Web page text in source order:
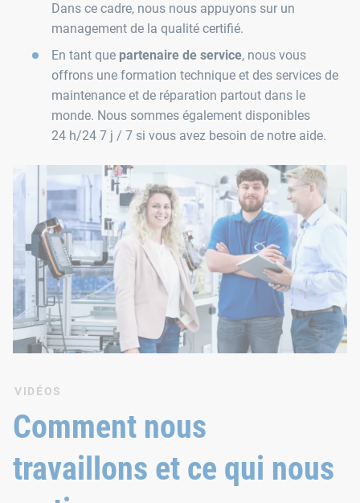
Dans ce cadre, nous nous appuyons sur un
management de la qualité certifié.
En tant que partenaire de service, nous vous
offrons une formation technique et des services de
maintenance et de réparation partout dans le
monde. Nous sommes également disponibles
24 h/24 7 j / 7 si vous avez besoin de notre aide.
VIDÉOS
Comment nous
travaillons et ce qui nous